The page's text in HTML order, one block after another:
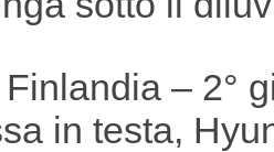
– 2°
in testa,